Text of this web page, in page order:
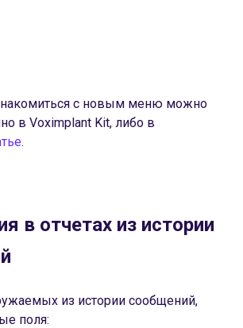
с новым меню можно
в Voximplant Kit, либо в
.
в отчетах из истории
из истории сообщений,
поля: